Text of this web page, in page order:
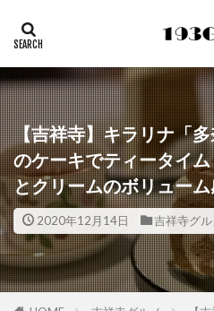
【吉祥寺】キラリナ「
のケーキでティータイ
とクリームのボリュー
2020年12月14日 吉祥寺グル